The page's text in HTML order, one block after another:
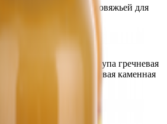
индейки с печенью говяжьей для
печень говяжья, крупа гречневая
соль поваренная пищевая каменная
100г